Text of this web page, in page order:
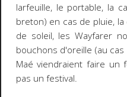
larfeuille, le portable, la
breton) en cas de pluie,
de soleil, les Wayfarer
bouchons d'oreille (au
Maé viendraient faire un
pas un festival.